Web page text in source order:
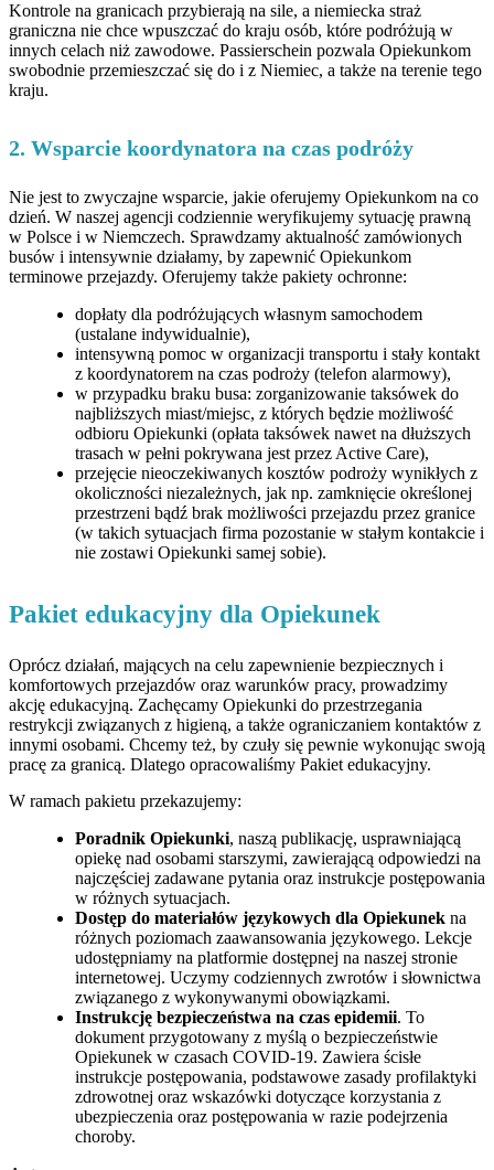
Kontrole na granicach przybierają na sile, a niemiecka straż
graniczna nie chce wpuszczać do kraju osób, które podróżują w
innych celach niż zawodowe. Passierschein pozwala Opiekunkom
swobodnie przemieszczać się do i z Niemiec, a także na terenie tego
kraju.
2. Wsparcie koordynatora na czas podróży
Nie jest to zwyczajne wsparcie, jakie oferujemy Opiekunkom na co
dzień. W naszej agencji codziennie weryfikujemy sytuację prawną
w Polsce i w Niemczech. Sprawdzamy aktualność zamówionych
busów i intensywnie działamy, by zapewnić Opiekunkom
terminowe przejazdy. Oferujemy także pakiety ochronne:
dopłaty dla podróżujących własnym samochodem
(ustalane indywidualnie),
intensywną pomoc w organizacji transportu i stały kontakt
z koordynatorem na czas podroży (telefon alarmowy),
w przypadku braku busa: zorganizowanie taksówek do
najbliższych miast/miejsc, z których będzie możliwość
odbioru Opiekunki (opłata taksówek nawet na dłuższych
trasach w pełni pokrywana jest przez Active Care),
przejęcie nieoczekiwanych kosztów podroży wynikłych z
okoliczności niezależnych, jak np. zamknięcie określonej
przestrzeni bądź brak możliwości przejazdu przez granice
(w takich sytuacjach firma pozostanie w stałym kontakcie i
nie zostawi Opiekunki samej sobie).
Pakiet edukacyjny dla Opiekunek
Oprócz działań, mających na celu zapewnienie bezpiecznych i
komfortowych przejazdów oraz warunków pracy, prowadzimy
akcję edukacyjną. Zachęcamy Opiekunki do przestrzegania
restrykcji związanych z higieną, a także ograniczaniem kontaktów z
innymi osobami. Chcemy też, by czuły się pewnie wykonując swoją
pracę za granicą. Dlatego opracowaliśmy Pakiet edukacyjny.
W ramach pakietu przekazujemy:
Poradnik Opiekunki, naszą publikację, usprawniającą
opiekę nad osobami starszymi, zawierającą odpowiedzi na
najczęściej zadawane pytania oraz instrukcje postępowania
w różnych sytuacjach.
Dostęp do materiałów językowych dla Opiekunek na
różnych poziomach zaawansowania językowego. Lekcje
udostępniamy na platformie dostępnej na naszej stronie
internetowej. Uczymy codziennych zwrotów i słownictwa
związanego z wykonywanymi obowiązkami.
Instrukcję bezpieczeństwa na czas epidemii. To
dokument przygotowany z myślą o bezpieczeństwie
Opiekunek w czasach COVID-19. Zawiera ścisłe
instrukcje postępowania, podstawowe zasady profilaktyki
zdrowotnej oraz wskazówki dotyczące korzystania z
ubezpieczenia oraz postępowania w razie podejrzenia
choroby.